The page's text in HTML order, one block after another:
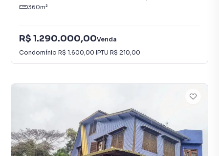
360m²
R$ 1.290.000,00Venda
Condomínio R$ 1.600,00·IPTU R$ 210,00